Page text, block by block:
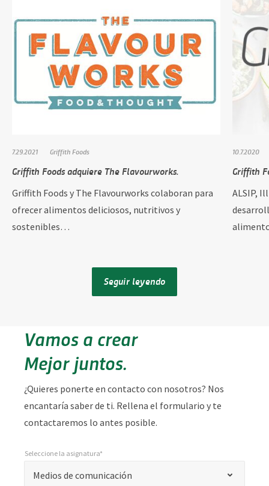
7.29.2021 Griffith Foods
Griffith Foods adquiere The Flavourworks.
Griffith Foods y The Flavourworks colaboran para
ofrecer alimentos deliciosos, nutritivos y
sostenibles…
10.7.2020
Griffith
ALSIP,
Seguir leyendo
Vamos a crear
Mejor juntos.
¿Quieres ponerte en contacto con nosotros? Nos
encantaría saber de ti. Rellena el formulario y te
contactaremos lo antes posible.
Medios de comunicación
Seleccione la asignatura*